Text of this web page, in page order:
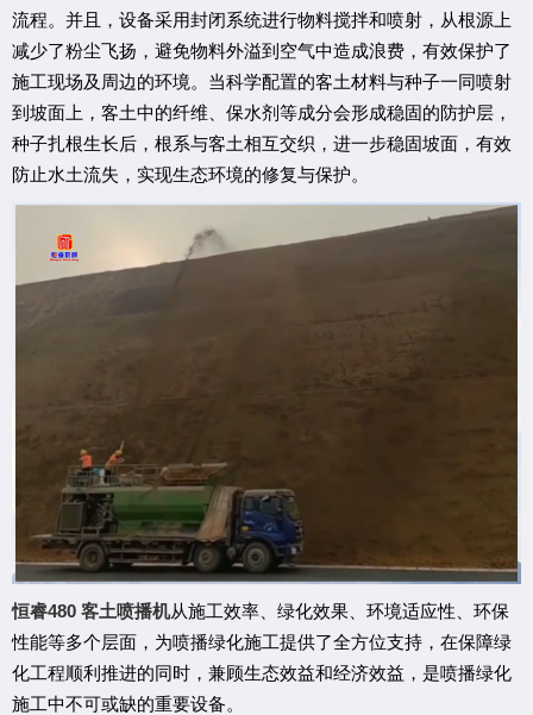
流程。并且，设备采用封闭系统进行物料搅拌和喷射，从根源上
减少了粉尘飞扬，避免物料外溢到空气中造成浪费，有效保护了
施工现场及周边的环境。当科学配置的客土材料与种子一同喷射
到坡面上，客土中的纤维、保水剂等成分会形成稳固的防护层，
种子扎根生长后，根系与客土相互交织，进一步稳固坡面，有效
防止水土流失，实现生态环境的修复与保护。
恒睿480 客土喷播机从施工效率、绿化效果、环境适应性、环保
性能等多个层面，为喷播绿化施工提供了全方位支持，在保障绿
化工程顺利推进的同时，兼顾生态效益和经济效益，是喷播绿化
施工中不可或缺的重要设备。